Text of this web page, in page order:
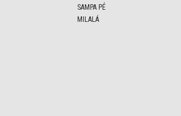
SAMPA PÉ
MILALÁ